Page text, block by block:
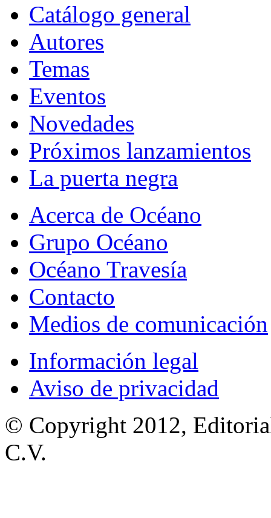
Catálogo general
Autores
Temas
Eventos
Novedades
Próximos lanzamientos
La puerta negra
Acerca de Océano
Grupo Océano
Océano Travesía
Contacto
Medios de comunicación
Información legal
Aviso de privacidad
© Copyright 2012,
C.V.